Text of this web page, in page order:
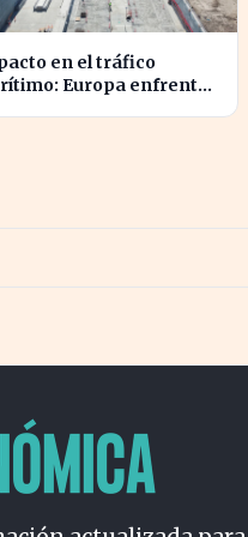
en el tráfico
Europa enfrenta